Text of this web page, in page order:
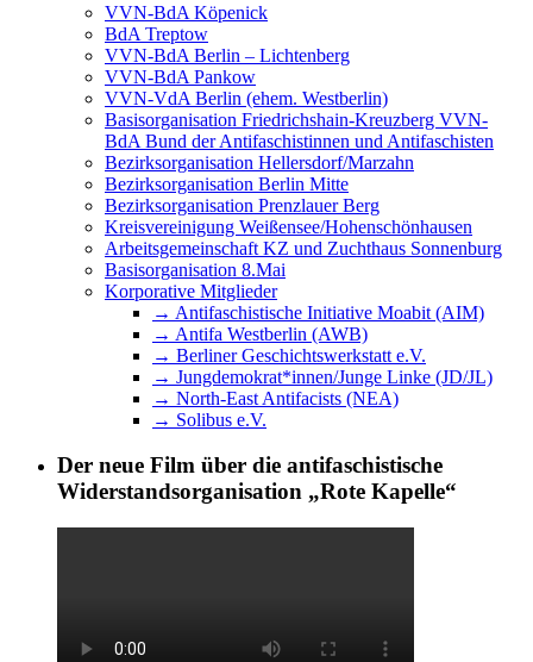
VVN-BdA Köpenick
BdA Treptow
VVN-BdA Berlin – Lichtenberg
VVN-BdA Pankow
VVN-VdA Berlin (ehem. Westberlin)
Basisorganisation Friedrichshain-Kreuzberg VVN-
BdA Bund der Antifaschistinnen und Antifaschisten
Bezirksorganisation Hellersdorf/Marzahn
Bezirksorganisation Berlin Mitte
Bezirksorganisation Prenzlauer Berg
Kreisvereinigung Weißensee/Hohenschönhausen
Arbeitsgemeinschaft KZ und Zuchthaus Sonnenburg
Basisorganisation 8.Mai
Korporative Mitglieder
→ Antifaschistische Initiative Moabit (AIM)
→ Antifa Westberlin (AWB)
→ Berliner Geschichtswerkstatt e.V.
→ Jungdemokrat*innen/Junge Linke (JD/JL)
→ North-East Antifacists (NEA)
→ Solibus e.V.
Der neue Film über die antifaschistische
Widerstandsorganisation „Rote Kapelle“